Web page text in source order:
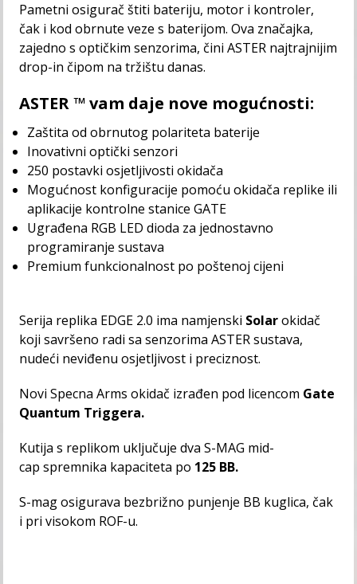
Pametni osigurač štiti bateriju, motor i kontroler,
čak i kod obrnute veze s baterijom. Ova značajka,
zajedno s optičkim senzorima, čini ASTER najtrajnijim
drop-in čipom na tržištu danas.
ASTER ™ vam daje nove mogućnosti:
Zaštita od obrnutog polariteta baterije
Inovativni optički senzori
250 postavki osjetljivosti okidača
Mogućnost konfiguracije pomoću okidača replike ili
aplikacije kontrolne stanice GATE
Ugrađena RGB LED dioda za jednostavno
programiranje sustava
Premium funkcionalnost po poštenoj cijeni
Serija replika EDGE 2.0 ima namjenski Solarokidač
koji savršeno radi sa senzorima ASTER sustava,
nudeći neviđenu osjetljivost i preciznost.
Novi Specna Arms okidač izrađen pod licencom Gate
Quantum Triggera.
Kutija s replikom uključuje dva S-MAG mid-
cap spremnika kapaciteta po 125 BB.
S-mag osigurava bezbrižno punjenje BB kuglica, čak
i pri visokom ROF-u.